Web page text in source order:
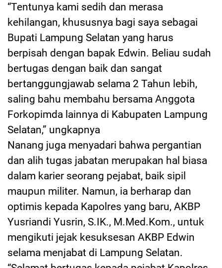
“Tentunya kami sedih dan merasa
kehilangan, khususnya bagi saya sebagai
Bupati Lampung Selatan yang harus
berpisah dengan bapak Edwin. Beliau sudah
bertugas dengan baik dan sangat
bertanggungjawab selama 2 Tahun lebih,
saling bahu membahu bersama Anggota
Forkopimda lainnya di Kabupaten Lampung
Selatan,” ungkapnya
Nanang juga menyadari bahwa pergantian
dan alih tugas jabatan merupakan hal biasa
dalam karier seorang pejabat, baik sipil
maupun militer. Namun, ia berharap dan
optimis kepada Kapolres yang baru, AKBP
Yusriandi Yusrin, S.IK., M.Med.Kom., untuk
mengikuti jejak kesuksesan AKBP Edwin
selama menjabat di Lampung Selatan.